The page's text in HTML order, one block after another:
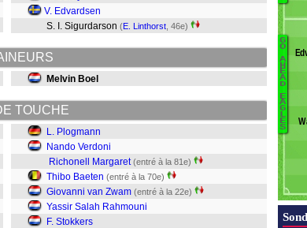
V. Edvardsen
S. I. Sigurdarson (E. Linthorst , 46e)
Melvin Boel
TOUCHE
L. Plogmann
Nando Verdoni
Richonell Margaret (entré à la 81e)
Thibo Baeten (entré à la 70e)
Giovanni van Zwam (entré à la 22e)
Yassir Salah Rahmouni
F. Stokkers
G
O
A
H
E
A
D
E
A
G
L
E
S